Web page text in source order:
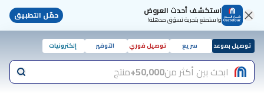
استكشف أحدث العروض
واستمتع بتجربة تسوّق مذهلة! حمّل التطبيق
توصيل بموعد سريع توصيل فوري التوفير إلكترونيات
ابحث بين أكثر من50,000+ منتج